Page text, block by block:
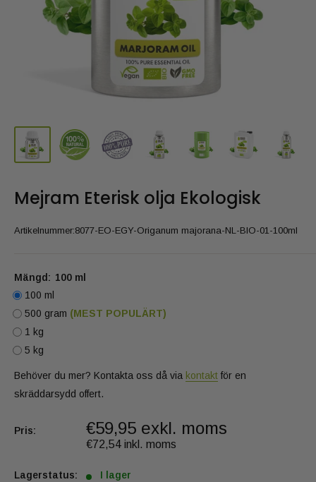
Mejram Eterisk olja Ekologisk
Artikelnummer:8077-EO-EGY-Origanum majorana-NL-BIO-01-100ml
Mängd: 100 ml
100 ml
500 gram (MEST POPULÄRT)
1 kg
5 kg
Behöver du mer? Kontakta oss då via kontaktför en
skräddarsydd offert.
Pris: €59,95 exkl. moms
€72,54 inkl. moms
Lagerstatus: I lager